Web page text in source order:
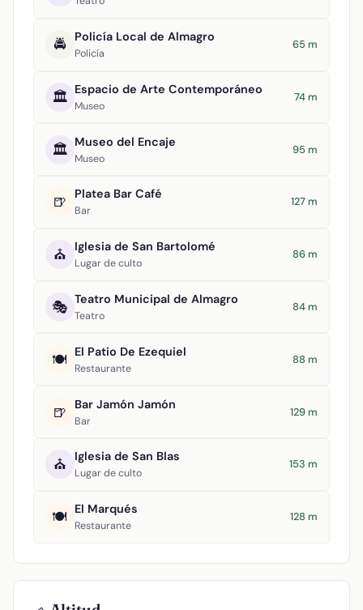
🚔 Policía Local de Almagro
Policía
65 m
🏛️ Espacio de Arte Contemporáneo
Museo
74 m
🏛️ Museo del Encaje
Museo
95 m
🍺 Platea Bar Café
Bar
127 m
⛪ Iglesia de San Bartolomé
Lugar de culto
86 m
🎭 Teatro Municipal de Almagro
Teatro
84 m
🍽️ El Patio De Ezequiel
Restaurante
88 m
🍺 Bar Jamón Jamón
Bar
129 m
⛪ Iglesia de San Blas
Lugar de culto
153 m
🍽️ El Marqués
Restaurante
128 m